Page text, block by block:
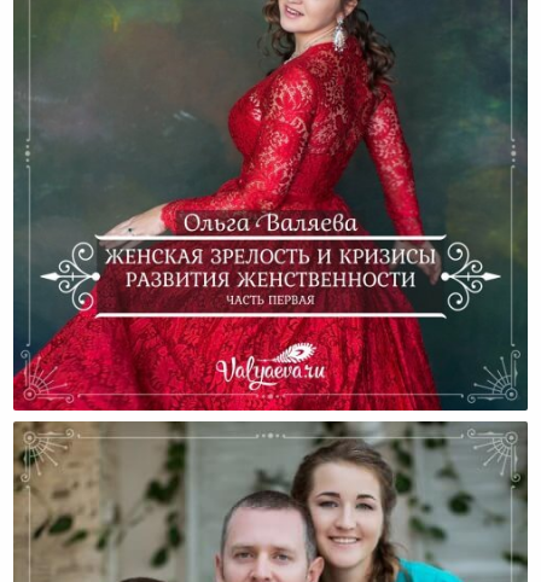
Женская Зрелость И Кризисы Развития
Женственности (Часть Первая)